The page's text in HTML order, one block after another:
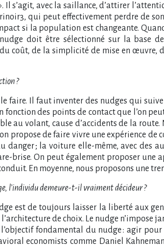
Il s’agit, avec la saillance, d’attirer
qui peut effectivement perdre de
si la population est changeante.
doit être sélectionné sur la base
coût, de la simplicité de mise en œuvre,
?
faire. Il faut inventer des nudges qui
fonction des points de contact que l’on
au volant, cause d’accidents de la route.
propose de faire vivre une expérience
danger ; la voiture elle-même, avec des
brise. On peut également proposer
En moyenne, nous proposons une
l’individu demeure-t-il vraiment décideur ?
est de toujours laisser la liberté aux
de choix. Le nudge n’impose
fondamental du nudge : agir
economists comme Daniel